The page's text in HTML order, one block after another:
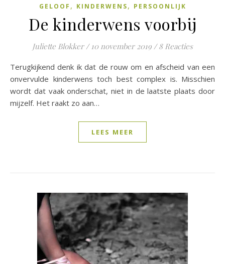
GELOOF , KINDERWENS, PERSOONLIJK
De kinderwens voorbij
Juliette Blokker / 10 november 2019 / 8 Reacties
Terugkijkend denk ik dat de rouw om en afscheid van een
onvervulde kinderwens toch best complex is. Misschien
wordt dat vaak onderschat, niet in de laatste plaats door
mijzelf. Het raakt zo aan…
LEES MEER